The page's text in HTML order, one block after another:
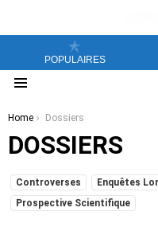
POPULAIRES
You are here:
Home Dossiers
DOSSIERS
SUBTERMS
Controverses Enquêtes
Prospective Scientifique